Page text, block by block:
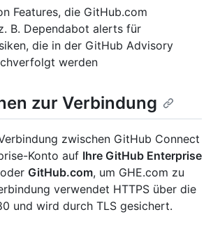
Features, die GitHub.com
B. Dependabot alerts für
die in der GitHub Advisory
werden
zur Verbindung
zwischen GitHub Connect
Konto auf Ihre GitHub Enterprise
oder GitHub.com, um GHE.com zu
verwendet HTTPS über die
und wird durch TLS gesichert.